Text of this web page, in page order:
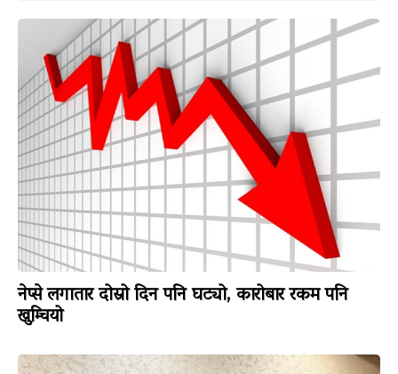
नेप्से लगातार दोस्रो दिन पनि घट्यो, कारोबार रकम पनि
खुम्चियो